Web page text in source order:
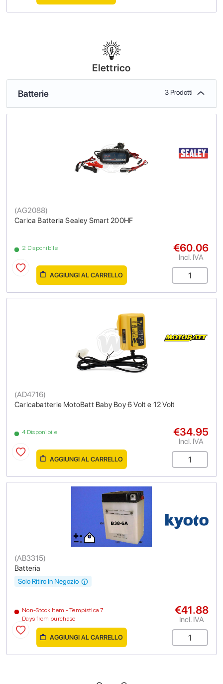
Elettrico
Batterie 3 Prodotti
Carica Batteria Sealey Smart 200HF
(AG2088)
2 Disponibile €60.06
Incl. IVA
AGGIUNGI AL CARRELLO
Caricabatterie MotoBatt Baby Boy 6 Volt e 12 Volt
(AD4716)
4 Disponibile €34.95
Incl. IVA
AGGIUNGI AL CARRELLO
Batteria
(AB3315)
Non-Stock Item - Tempistica 7
Days from purchase
Solo Ritiro In Negozio
€41.88
Incl. IVA
AGGIUNGI AL CARRELLO